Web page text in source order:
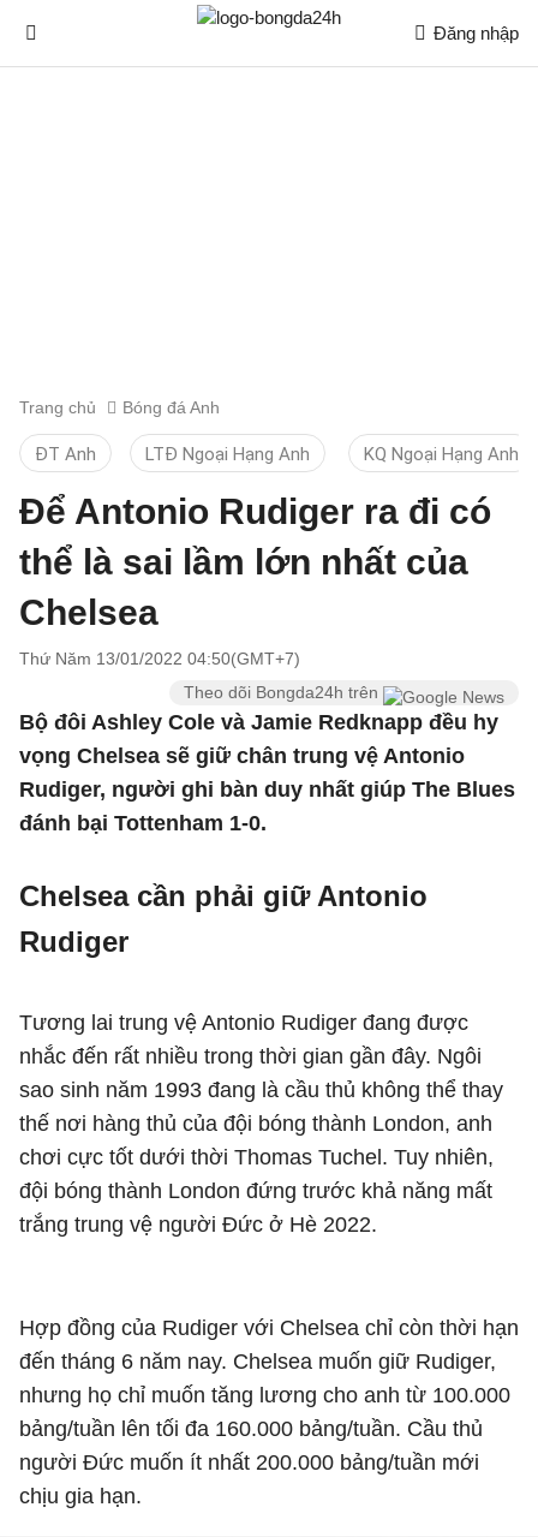
Đăng nhập
Trang chủ Bóng đá Anh
ĐT Anh LTĐ Ngoại Hạng Anh KQ Ngoại Hạng Anh
Để Antonio Rudiger ra đi có
thể là sai lầm lớn nhất của
Chelsea
Thứ Năm 13/01/2022 04:50(GMT+7)
Theo dõi Bongda24h trên
Bộ đôi Ashley Cole và Jamie Redknapp đều hy
vọng Chelsea sẽ giữ chân trung vệ Antonio
Rudiger, người ghi bàn duy nhất giúp The Blues
đánh bại Tottenham 1-0.
Chelsea cần phải giữ Antonio
Rudiger
Tương lai trung vệ Antonio Rudiger đang được
nhắc đến rất nhiều trong thời gian gần đây. Ngôi
sao sinh năm 1993 đang là cầu thủ không thể thay
thế nơi hàng thủ của đội bóng thành London, anh
chơi cực tốt dưới thời Thomas Tuchel. Tuy nhiên,
đội bóng thành London đứng trước khả năng mất
trắng trung vệ người Đức ở Hè 2022.
Hợp đồng của Rudiger với Chelsea chỉ còn thời hạn
đến tháng 6 năm nay. Chelsea muốn giữ Rudiger,
nhưng họ chỉ muốn tăng lương cho anh từ 100.000
bảng/tuần lên tối đa 160.000 bảng/tuần. Cầu thủ
người Đức muốn ít nhất 200.000 bảng/tuần mới
chịu gia hạn.